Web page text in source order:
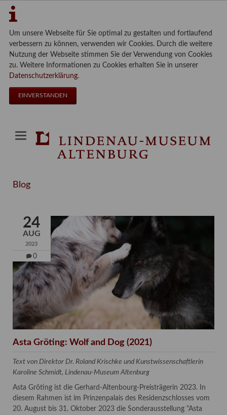
Um unsere Webseite für Sie optimal zu gestalten und fortlaufend
verbessern zu können, verwenden wir Cookies. Durch die weitere
Nutzung der Webseite stimmen Sie der Verwendung von Cookies
zu. Weitere Informationen zu Cookies erhalten Sie in unserer
Datenschutzerklärung.
EINVERSTANDEN
Blog
24
AUG
2023
0
Asta Gröting: Wolf and Dog (2021)
Text von Direktor Dr. Roland Krischke und Kunstwissenschaftlerin
Karoline Schmidt, Lindenau-Museum Altenburg
Asta Gröting ist die Gerhard-Altenbourg-Preisträgerin 2023. In
diesem Rahmen ist im Prinzenpalais des Residenzschlosses vom
20. August bis 31. Oktober 2023 die Sonderausstellung "Asta